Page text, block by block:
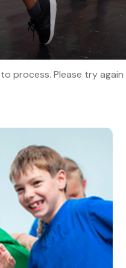
process. Please try again